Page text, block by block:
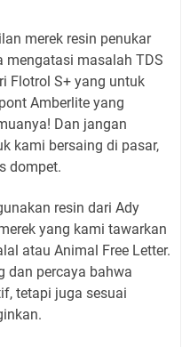
merek resin penukar
mengatasi masalah TDS
Flotrol S+ yang untuk
Amberlite yang
Dan jangan
kami bersaing di pasar,
dompet.
resin dari Ady
yang kami tawarkan
atau Animal Free Letter.
dan percaya bahwa
tetapi juga sesuai